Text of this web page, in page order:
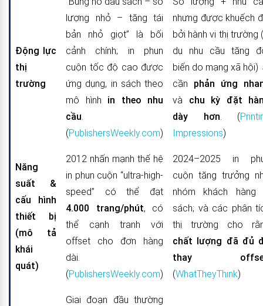
Động lực
thị
trường
lượng nhỏ – tăng tái
bản nhỏ giọt” là bối
cảnh chính; in phun
cuộn tốc độ cao được
ứng dụng, in sách theo
mô hình in theo nhu
cầu.
(PublishersWeekly.com)
nhưng được khuếch
bởi hành vi thị trường
dụ nhu cầu tăng
biến do mạng xã
cần phản ứng
và chu kỳ đặt
dày hơn. (
Impressions)
Năng
suất &
cấu hình
thiết bị
(mô tả
khái
quát)
2012 nhấn mạnh thế hệ
in phun cuộn “ultra-high-
speed” có thể đạt
4.000 trang/phút, có
thể cạnh tranh với
offset cho đơn hàng
dài.
(PublishersWeekly.com)
2024–2025 in
cuộn tăng trưởng
nhóm khách hàng
sách; và các phân
thị trường cho
chất lượng đã đủ
thay
(WhatTheyThink)
Giai đoạn đầu thường